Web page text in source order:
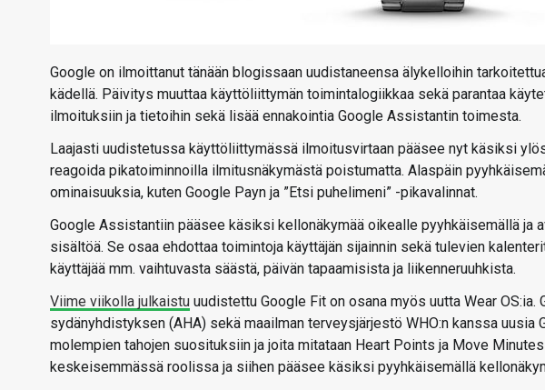
Google on ilmoittanut tänään blogissaan uudistaneensa älykelloihin
kädellä. Päivitys muuttaa käyttöliittymän toimintalogiikkaa sekä parantaa
ilmoituksiin ja tietoihin sekä lisää ennakointia Google Assistantin toimesta.
Laajasti uudistetussa käyttöliittymässä ilmoitusvirtaan pääsee nyt käsiksi
reagoida pikatoiminnoilla ilmitusnäkymästä poistumatta. Alaspäin
ominaisuuksia, kuten Google Payn ja ”Etsi puhelimeni” -pikavalinnat.
Google Assistantiin pääsee käsiksi kellonäkymää oikealle pyyhkäisemällä ja
sisältöä. Se osaa ehdottaa toimintoja käyttäjän sijainnin sekä tulevien
käyttäjää mm. vaihtuvasta säästä, päivän tapaamisista ja liikenneruuhkista.
Viime viikolla julkaistu uudistettu Google Fit on osana myös uutta Wear
sydänyhdistyksen (AHA) sekä maailman terveysjärjestö WHO:n kanssa
molempien tahojen suosituksiin ja joita mitataan Heart Points ja Move
keskeisemmässä roolissa ja siihen pääsee käsiksi pyyhkäisemällä